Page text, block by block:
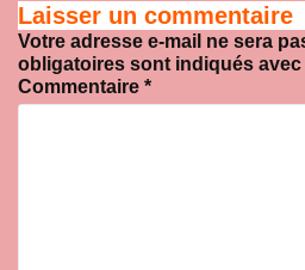
Laisser un commentaire
Votre adresse e-mail ne sera
obligatoires sont indiqués avec
Commentaire *